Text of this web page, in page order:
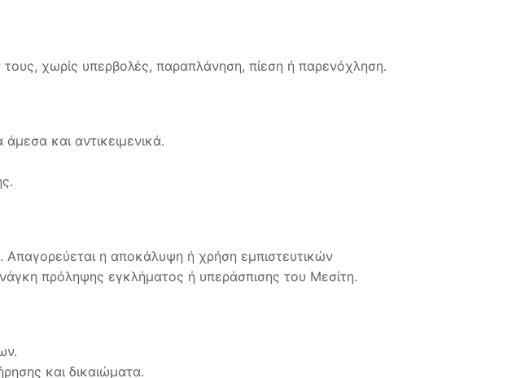
χωρίς υπερβολές, παραπλάνηση, πίεση ή παρενόχληση.
και αντικειμενικά.
Απαγορεύεται η αποκάλυψη ή χρήση εμπιστευτικών
πρόληψης εγκλήματος ή υπεράσπισης του Μεσίτη.
και δικαιώματα.